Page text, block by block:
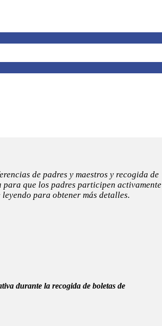
de padres y maestros y recogida de
que los padres participen activamente
para obtener más detalles.
durante la recogida de boletas de